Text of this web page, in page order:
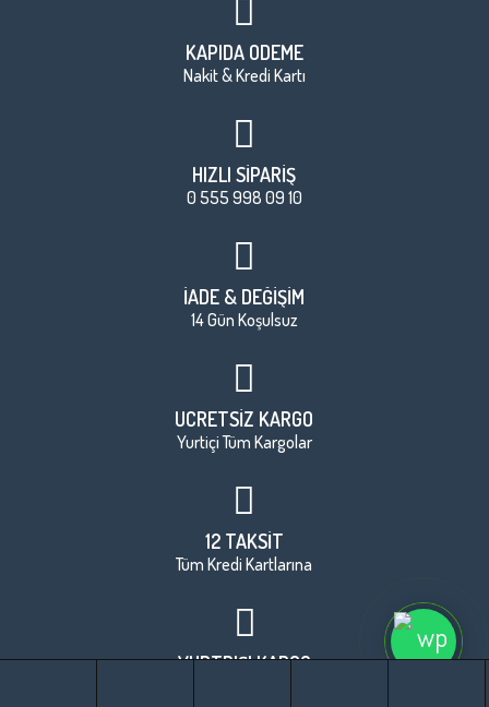
KAPIDA ÖDEME
Nakit & Kredi Kartı
HIZLI SİPARİŞ
0 555 998 09 10
İADE & DEĞİŞİM
14 Gün Koşulsuz
ÜCRETSİZ KARGO
Yurtiçi Tüm Kargolar
12 TAKSİT
Tüm Kredi Kartlarına
YURTDIŞI KARGO